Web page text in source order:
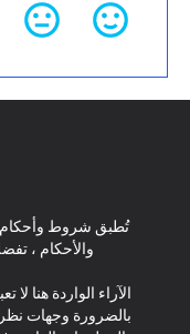
تُطبق شروط وأحكام
والأحكام ،
الآراء الواردة هنا
بالضرورة وجهات